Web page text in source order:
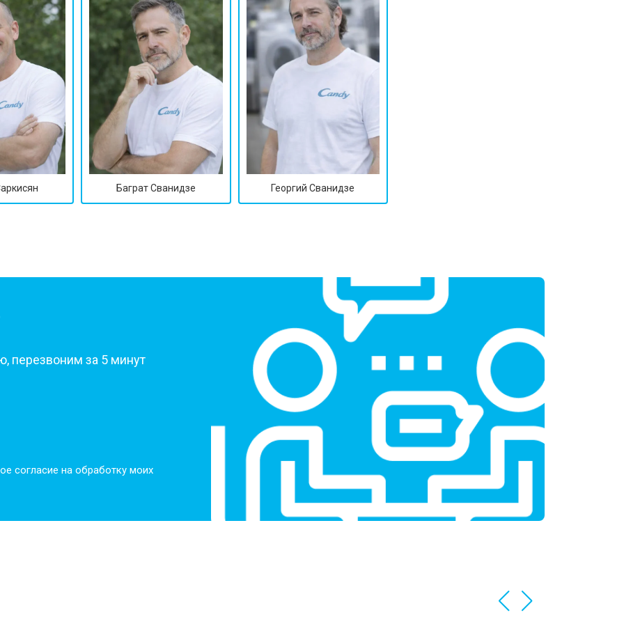
от 90 мин от 2800 ₽
от 70 мин от 3800 ₽
от 70 мин от 2200 ₽
от 50 мин от 2300 ₽
от 2150 ₽
от 3350 ₽ Заказать
от 3450 ₽ Заказать
от 50 мин Заказать
от 3800 ₽ Заказать
Баграт Сванидзе Георгий Сванидзе
перезвоним за 5 минут
согласие на обработку моих